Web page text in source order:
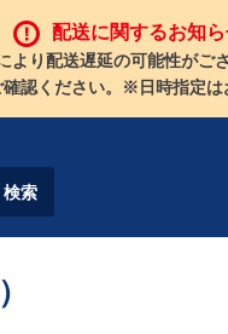
配送に関するお知ら
より配送遅延の可能性がご
認ください。※日時指定